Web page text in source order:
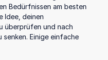
Bedürfnissen am besten
Idee, deinen
überprüfen und nach
Einige einfache